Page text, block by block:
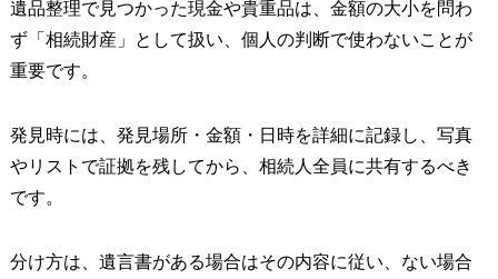
遺品整理で見つかった現金や貴重品は、金額の大小を問わ
ず「相続財産」として扱い、個人の判断で使わないことが
重要です。
発見時には、発見場所・金額・日時を詳細に記録し、写真
やリストで証拠を残してから、相続人全員に共有するべき
です。
分け方は、遺言書がある場合はその内容に従い、ない場合